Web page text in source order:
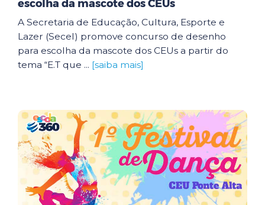
escolha da mascote dos CEUs
A Secretaria de Educação, Cultura, Esporte e
Lazer (Secel) promove concurso de desenho
para escolha da mascote dos CEUs a partir do
tema “E.T que ... [saiba mais]